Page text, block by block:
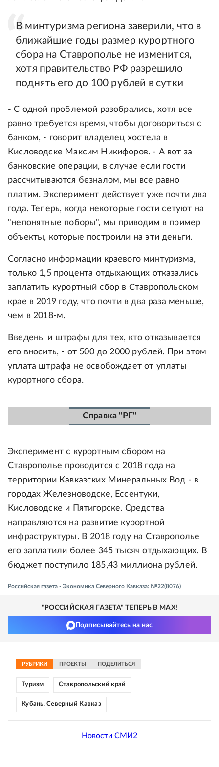
В минтуризма региона заверили, что в
ближайшие годы размер курортного
сбора на Ставрополье не изменится,
хотя правительство РФ разрешило
поднять его до 100 рублей в сутки
- С одной проблемой разобрались, хотя все
равно требуется время, чтобы договориться с
банком, - говорит владелец хостела в
Кисловодске Максим Никифоров. - А вот за
банковские операции, в случае если гости
рассчитываются безналом, мы все равно
платим. Эксперимент действует уже почти два
года. Теперь, когда некоторые гости сетуют на
"непонятные поборы", мы приводим в пример
объекты, которые построили на эти деньги.
Согласно информации краевого минтуризма,
только 1,5 процента отдыхающих отказались
заплатить курортный сбор в Ставропольском
крае в 2019 году, что почти в два раза меньше,
чем в 2018-м.
Введены и штрафы для тех, кто отказывается
его вносить, - от 500 до 2000 рублей. При этом
уплата штрафа не освобождает от уплаты
курортного сбора.
Справка "РГ"
Эксперимент с курортным сбором на
Ставрополье проводится с 2018 года на
территории Кавказских Минеральных Вод - в
городах Железноводске, Ессентуки,
Кисловодске и Пятигорске. Средства
направляются на развитие курортной
инфраструктуры. В 2018 году на Ставрополье
его заплатили более 345 тысяч отдыхающих. В
бюджет поступило 185,43 миллиона рублей.
Российская газета - Экономика Северного Кавказа: №22(8076)
"РОССИЙСКАЯ ГАЗЕТА" ТЕПЕРЬ В MAX!
Подписывайтесь на нас
РУБРИКИ ПРОЕКТЫ ПОДЕЛИТЬСЯ
Туризм Ставропольский край
Кубань. Северный Кавказ
Новости СМИ2